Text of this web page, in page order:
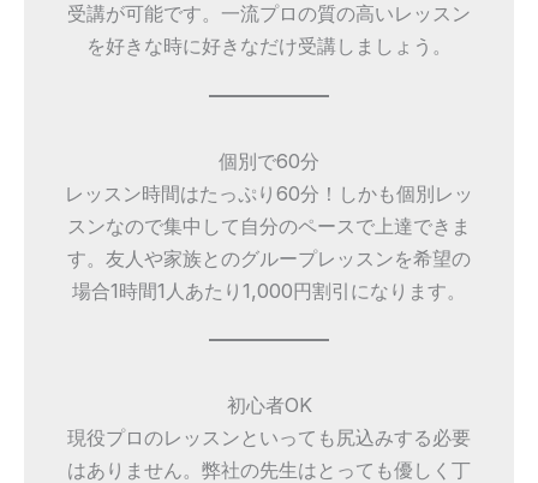
受講が可能です。一流プロの質の高いレッスン
を好きな時に好きなだけ受講しましょう。
個別で60分
レッスン時間はたっぷり60分！しかも個別レッ
スンなので集中して自分のペースで上達できま
す。友人や家族とのグループレッスンを希望の
場合1時間1人あたり1,000円割引になります。
初心者OK
現役プロのレッスンといっても尻込みする必要
はありません。弊社の先生はとっても優しく丁